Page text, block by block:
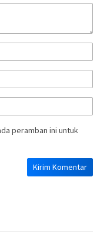
peramban ini untuk